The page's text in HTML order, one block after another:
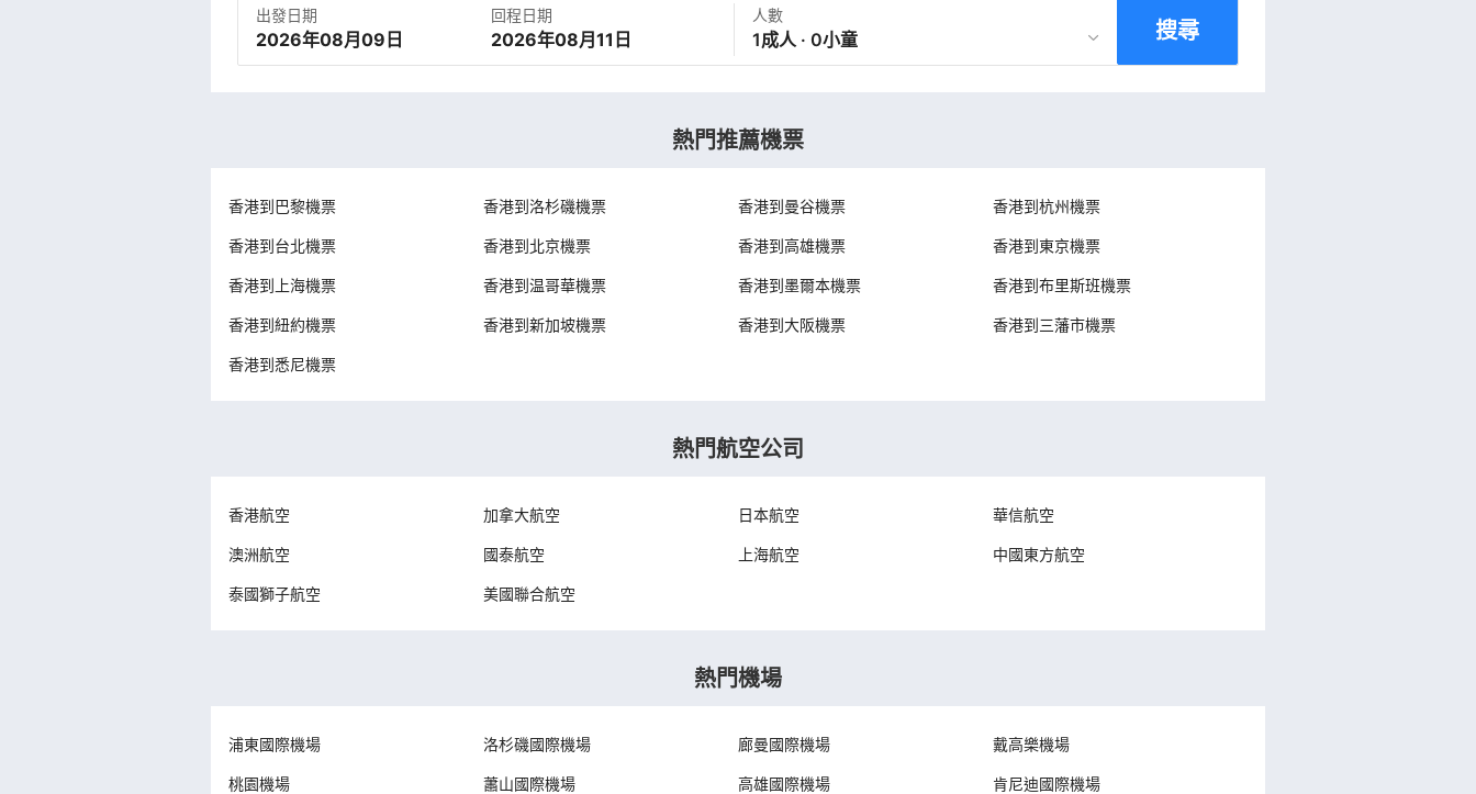
出發日期
2026年08月09日
回程日期
2026年08月11日
人數
1成人 · 0小童 搜尋
熱門推薦機票
香港到巴黎機票 香港到洛杉磯機票 香港到曼谷機票 香港到杭州機票
香港到台北機票 香港到北京機票 香港到高雄機票 香港到東京機票
香港到上海機票 香港到温哥華機票 香港到墨爾本機票 香港到布里斯班機票
香港到紐約機票 香港到新加坡機票 香港到大阪機票 香港到三藩市機票
香港到悉尼機票
熱門航空公司
香港航空 加拿大航空 日本航空 華信航空
澳洲航空 國泰航空 上海航空 中國東方航空
泰國獅子航空 美國聯合航空
熱門機場
浦東國際機場 洛杉磯國際機場 廊曼國際機場 戴高樂機場
桃園機場 蕭山國際機場 高雄國際機場 肯尼迪國際機場